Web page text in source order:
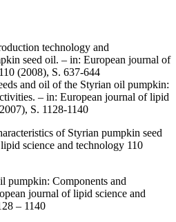
technology and
seed oil. – in: European journal of
(2008), S. 637-644
and oil of the Styrian oil pumpkin:
– in: European journal of lipid
S. 1128-1140
of Styrian pumpkin seed
science and technology 110
pumpkin: Components and
journal of lipid science and
– 1140